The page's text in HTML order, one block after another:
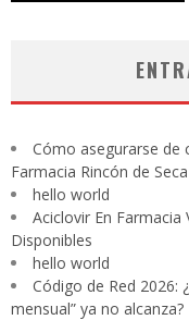
Cómo asegurarse de
Farmacia Rincón de Seca
hello world
Aciclovir En Farmacia
Disponibles
hello world
Código de Red 2026:
mensual” ya no alcanza?